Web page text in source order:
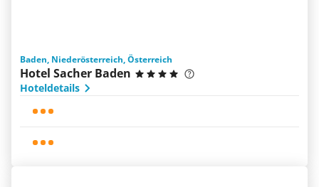
Baden, Niederösterreich, Österreich
Hotel Sacher Baden
Hoteldetails